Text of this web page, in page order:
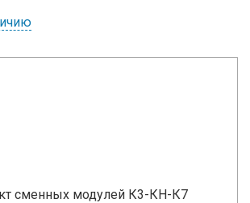
сменных модулей К3-КН-К7